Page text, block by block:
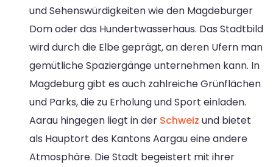
und Sehenswürdigkeiten wie den Magdeburger
Dom oder das Hundertwasserhaus. Das Stadtbild
wird durch die Elbe geprägt, an deren Ufern man
gemütliche Spaziergänge unternehmen kann. In
Magdeburg gibt es auch zahlreiche Grünflächen
und Parks, die zu Erholung und Sport einladen.
Aarau hingegen liegt in der Schweiz und bietet
als Hauptort des Kantons Aargau eine andere
Atmosphäre. Die Stadt begeistert mit ihrer